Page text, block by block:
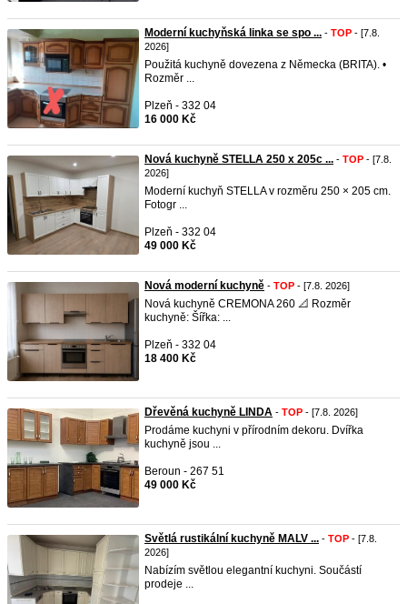
Moderní kuchyňská linka se spo ... - TOP - [7.8.
2026]
Použitá kuchyně dovezena z Německa (BRITA). •
Rozměr ...
Plzeň - 332 04
16 000 Kč
Nová kuchyně STELLA 250 x 205c ... - TOP - [7.8.
2026]
Moderní kuchyň STELLA v rozměru 250 × 205 cm.
Fotogr ...
Plzeň - 332 04
49 000 Kč
Nová moderní kuchyně - TOP - [7.8. 2026]
Nová kuchyně CREMONA 260 📐 Rozměr
kuchyně: Šířka: ...
Plzeň - 332 04
18 400 Kč
Dřevěná kuchyně LINDA - TOP - [7.8. 2026]
Prodáme kuchyni v přírodním dekoru. Dvířka
kuchyně jsou ...
Beroun - 267 51
49 000 Kč
Světlá rustikální kuchyně MALV ... - TOP - [7.8.
2026]
Nabízím světlou elegantní kuchyni. Součástí
prodeje ...